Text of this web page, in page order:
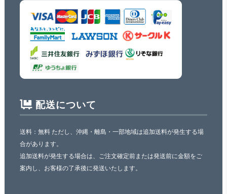
配送について
送料：無料 ただし、沖縄・離島・一部地域は追加送料が発生する場
合があります。
追加送料が発生する場合は、ご注文確定前または発送前に金額をご
案内し、お客様の了承後に発送いたします。